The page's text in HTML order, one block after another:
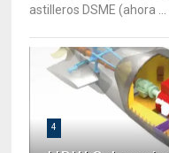
astilleros DSME (ahora ...
4